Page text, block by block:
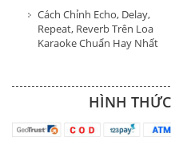
Cách Chỉnh Echo, Delay,
Repeat, Reverb Trên Loa
Karaoke Chuẩn Hay Nhất
HÌNH